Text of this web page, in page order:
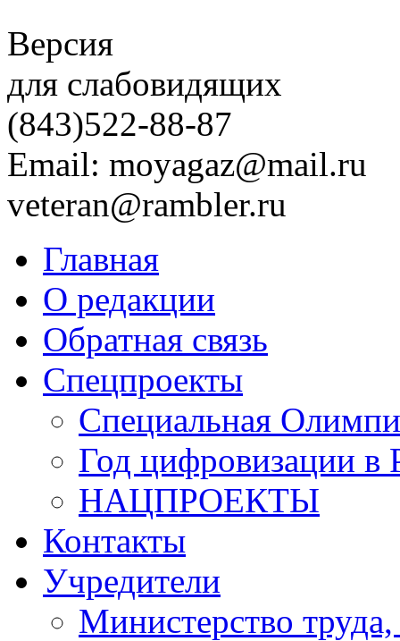
Версия
для слабовидящих
(843)522-88-87
Email: moyagaz@mail.ru
veteran@rambler.ru
Главная
О редакции
Обратная связь
Спецпроекты
Специальная
Год цифровизации в
НАЦПРОЕКТЫ
Контакты
Учредители
Министерство